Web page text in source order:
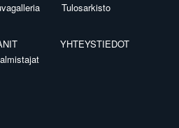
Tulosarkisto
YHTEYSTIEDOT